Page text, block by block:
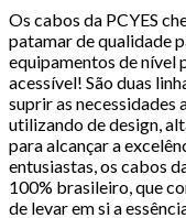
Os cabos da PCYES
patamar de qualidade
equipamentos de nível
acessível! São duas
suprir as necessidades
utilizando de design,
para alcançar a
entusiastas, os cabos
100% brasileiro, que
de levar em si a